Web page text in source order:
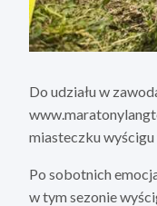
Do udziału w
miasteczku
Po sobotnich
w tym sezonie